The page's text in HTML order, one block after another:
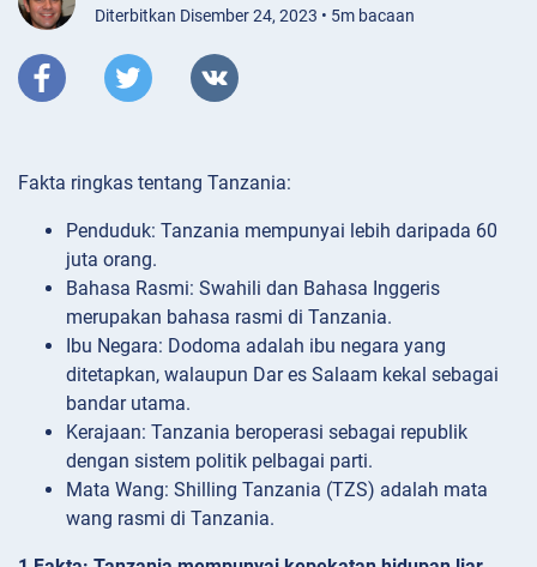
Diterbitkan Disember 24, 2023 • 5m bacaan
Fakta ringkas tentang Tanzania:
Penduduk: Tanzania mempunyai lebih daripada 60
juta orang.
Bahasa Rasmi: Swahili dan Bahasa Inggeris
merupakan bahasa rasmi di Tanzania.
Ibu Negara: Dodoma adalah ibu negara yang
ditetapkan, walaupun Dar es Salaam kekal sebagai
bandar utama.
Kerajaan: Tanzania beroperasi sebagai republik
dengan sistem politik pelbagai parti.
Mata Wang: Shilling Tanzania (TZS) adalah mata
wang rasmi di Tanzania.